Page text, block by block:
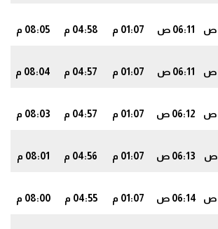
06:11 ص 01:07 م 04:58 م 08:05 م
06:11 ص 01:07 م 04:57 م 08:04 م
06:12 ص 01:07 م 04:57 م 08:03 م
06:13 ص 01:07 م 04:56 م 08:01 م
06:14 ص 01:07 م 04:55 م 08:00 م